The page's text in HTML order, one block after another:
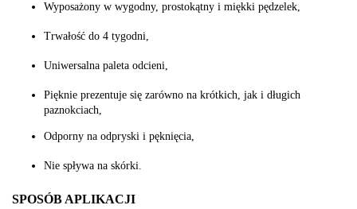
Wyposażony w wygodny, prostokątny i miękki pędzelek,
Trwałość do 4 tygodni,
Uniwersalna paleta odcieni,
Pięknie prezentuje się zarówno na krótkich, jak i długich
paznokciach,
Odporny na odpryski i pęknięcia,
Nie spływa na skórki.
SPOSÓB APLIKACJI